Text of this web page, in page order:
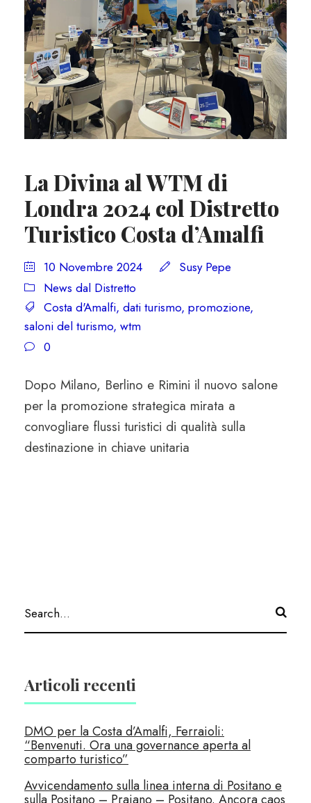
La Divina al WTM di
Londra 2024 col Distretto
Turistico Costa d’Amalfi
10 Novembre 2024
Susy Pepe
News dal Distretto
Costa d'Amalfi, dati turismo, promozione,
saloni del turismo, wtm
0
Dopo Milano, Berlino e Rimini il nuovo salone
per la promozione strategica mirata a
convogliare flussi turistici di qualità sulla
destinazione in chiave unitaria
Articoli recenti
DMO per la Costa d’Amalfi, Ferraioli:
“Benvenuti. Ora una governance aperta al
comparto turistico”
Avvicendamento sulla linea interna di Positano e
sulla Positano – Praiano – Positano. Ancora caos